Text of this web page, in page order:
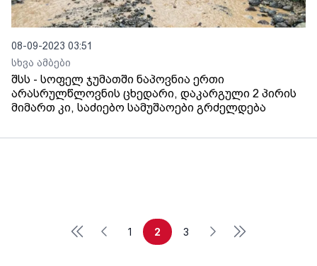
08-09-2023 03:51
სხვა ამბები
შსს - სოფელ ჯუმათში ნაპოვნია ერთი
არასრულწლოვნის ცხედარი, დაკარგული 2 პირის
მიმართ კი, საძიებო სამუშაოები გრძელდება
First Previous
1 2 3 Next Last